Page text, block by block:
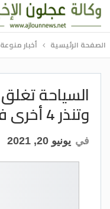
الصفحة الرئيسية أخبار منوعة
وتنذر 4 أخرى في عجلون
في يونيو 20, 2021